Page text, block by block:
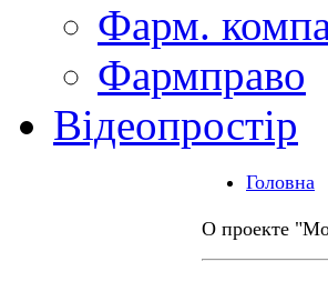
Фарм.
Фармправо
Відеопростір
Головна
О проекте